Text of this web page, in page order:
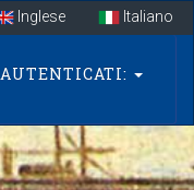
Inglese Italiano
AUTENTICATI: